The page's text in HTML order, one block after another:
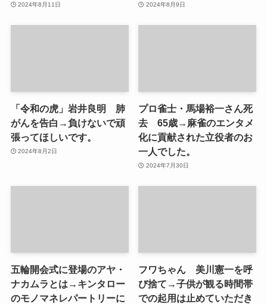
2024年8月11日 2024年8月9日
「令和の虎」岩井良明 肺
がんを告白→負けないで頑
張ってほしいです。
2024年8月2日
プロ雀士・馬場裕一さん死
去 65歳→麻雀のエンタメ
化に貢献された立役者のお
一人でした。
2024年7月30日
五輪開会式に登場のアヤ・
ナカムラとは→キンタロー
のモノマネレパートリーに
フワちゃん 美川憲一を呼
び捨て→子供が観る時間帯
での起用は止めていただき